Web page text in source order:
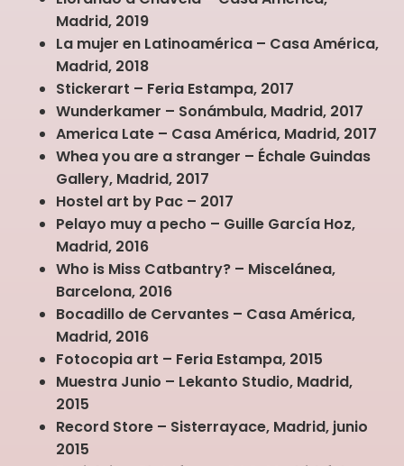
Madrid, 2019
La mujer en Latinoamérica – Casa América,
Madrid, 2018
Stickerart – Feria Estampa, 2017
Wunderkamer – Sonámbula, Madrid, 2017
America Late – Casa América, Madrid, 2017
Whea you are a stranger – Échale Guindas
Gallery, Madrid, 2017
Hostel art by Pac – 2017
Pelayo muy a pecho – Guille García Hoz,
Madrid, 2016
Who is Miss Catbantry? – Miscelánea,
Barcelona, 2016
Bocadillo de Cervantes – Casa América,
Madrid, 2016
Fotocopia art – Feria Estampa, 2015
Muestra Junio – Lekanto Studio, Madrid,
2015
Record Store – Sisterrayace, Madrid, junio
2015